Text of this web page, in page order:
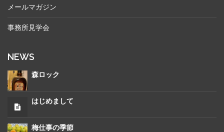
メールマガジン
事務所見学会
NEWS
森ロック
はじめまして
梅仕事の季節